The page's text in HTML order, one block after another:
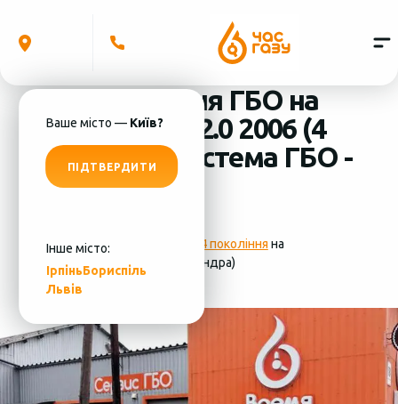
Ваше місто — Київ?
ПІДТВЕРДИТИ
Інше місто:
ІрпіньБориспіль
Львів
Встановлення ГБО на
Peugeot 307 2.0 2006 (4
циліндра) система ГБО -
Digitronic
Фотографії установки ГБО 4 покоління на
Peugeot 307 2.0 2006 (4 циліндра)